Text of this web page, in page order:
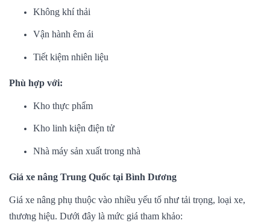
Không khí thải
Vận hành êm ái
Tiết kiệm nhiên liệu
Phù hợp với:
Kho thực phẩm
Kho linh kiện điện tử
Nhà máy sản xuất trong nhà
Giá xe nâng Trung Quốc tại Bình Dương
Giá xe nâng phụ thuộc vào nhiều yếu tố như tải trọng, loại xe,
thương hiệu. Dưới đây là mức giá tham khảo: